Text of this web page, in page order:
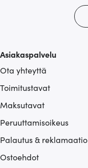
Asiakaspalvelu
Ota yhteyttä
Toimitustavat
Maksutavat
Peruuttamisoikeus
Palautus & reklamaatio
Ostoehdot